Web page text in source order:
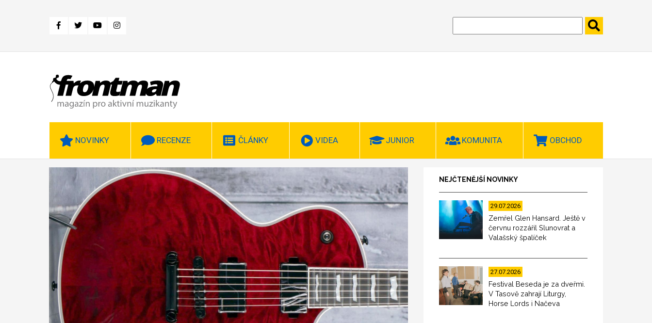
NOVINKY RECENZE ČLÁNKY VIDEA JUNIOR KOMUNITA OBCHOD
NEJČTENĚJŠÍ NOVINKY
29.07.2026
Zemřel Glen Hansard. Ještě v
červnu rozzářil Slunovrat a
Valašský špalíček
27.07.2026
Festival Beseda je za dveřmi.
V Tasově zahrají Liturgy,
Horse Lords i Načeva